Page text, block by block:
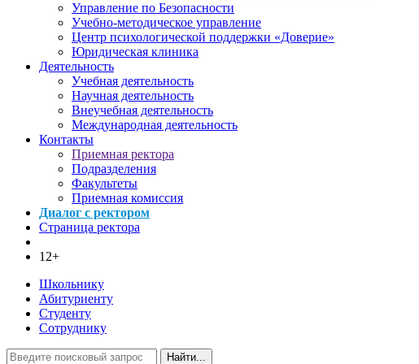
Управление по Безопасности
Учебно-методическое управление
Центр психологической поддержки «Доверие»
Юридическая клиника
Деятельность
Учебная деятельность
Научная деятельность
Внеучебная деятельность
Международная деятельность
Контакты
Приемная ректора
Подразделения
Факультеты
Приемная комиссия
Диалог с ректором
Страница ректора
12+
Школьнику
Абитуриенту
Студенту
Сотруднику
Найти...